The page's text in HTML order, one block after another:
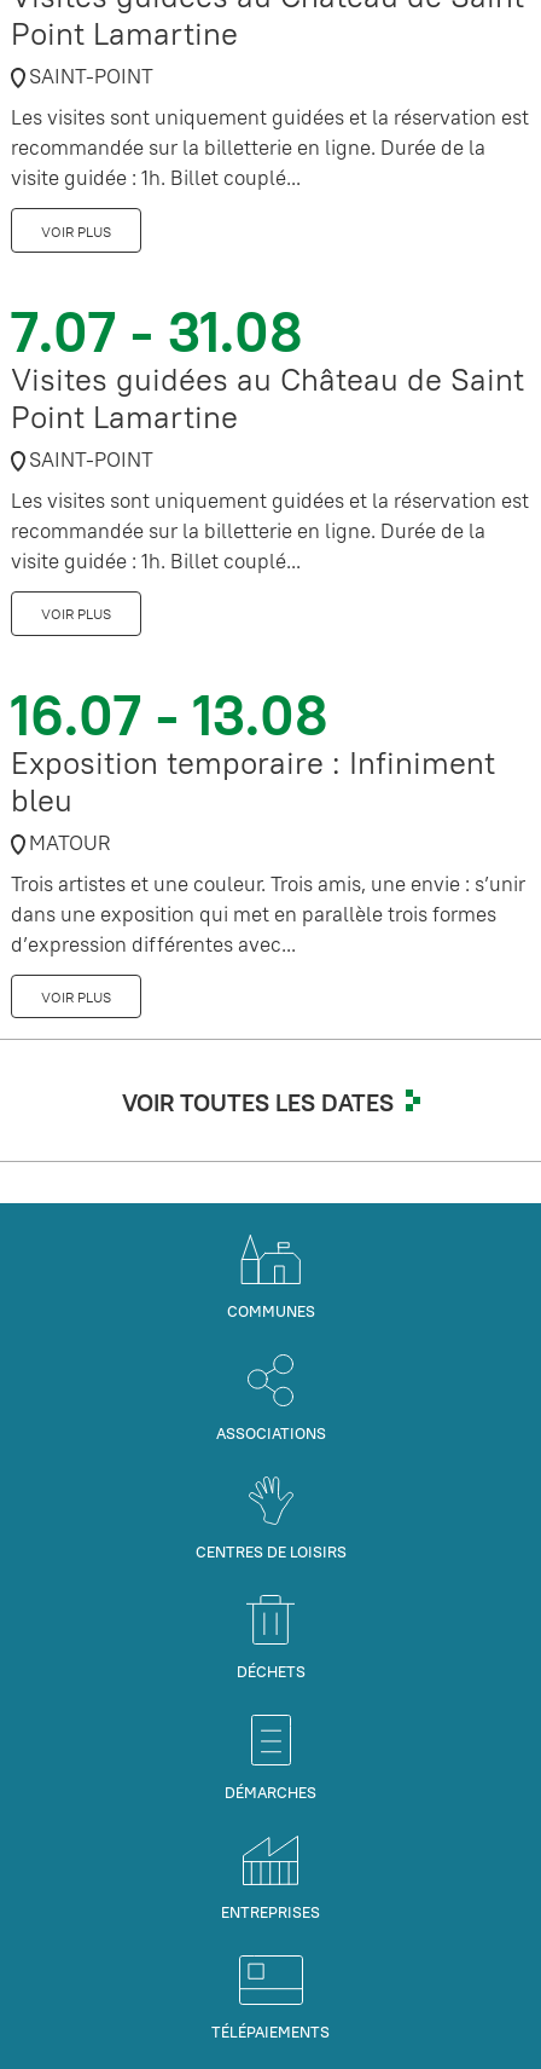
Point Lamartine
SAINT-POINT
Les visites sont uniquement guidées et la réservation est
recommandée sur la billetterie en ligne. Durée de la
visite guidée : 1h. Billet couplé...
VOIR PLUS
7.07 - 31.08
Visites guidées au Château de Saint
Point Lamartine
SAINT-POINT
Les visites sont uniquement guidées et la réservation est
recommandée sur la billetterie en ligne. Durée de la
visite guidée : 1h. Billet couplé...
VOIR PLUS
16.07 - 13.08
Exposition temporaire : Infiniment
bleu
MATOUR
Trois artistes et une couleur. Trois amis, une envie : s’unir
dans une exposition qui met en parallèle trois formes
d’expression différentes avec...
VOIR PLUS
VOIR TOUTES LES DATES
COMMUNES
ASSOCIATIONS
CENTRES DE LOISIRS
DÉCHETS
DÉMARCHES
ENTREPRISES
TÉLÉPAIEMENTS